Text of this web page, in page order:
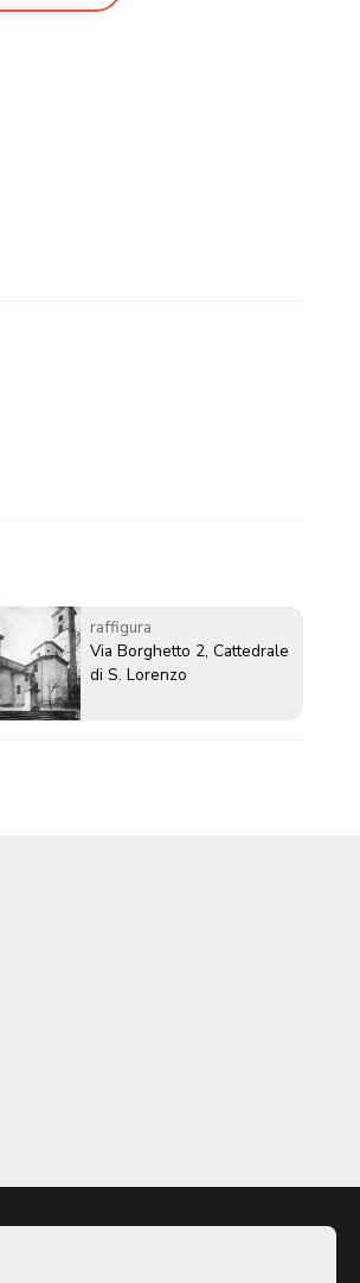
raffigura
Via Borghetto 2, Cattedrale
di S. Lorenzo